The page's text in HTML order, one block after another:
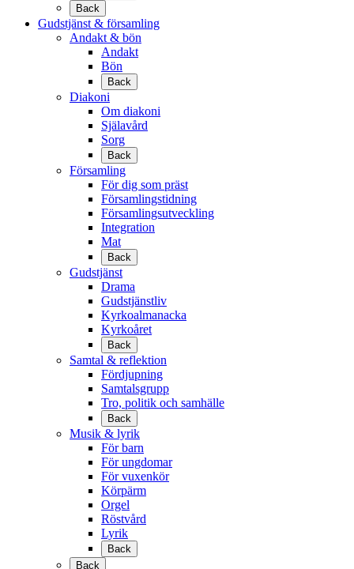
Back
Gudstjänst & församling
Andakt & bön
Andakt
Bön
Back
Diakoni
Om diakoni
Själavård
Sorg
Back
Församling
För dig som präst
Församlingstidning
Församlingsutveckling
Integration
Mat
Back
Gudstjänst
Drama
Gudstjänstliv
Kyrkoalmanacka
Kyrkoåret
Back
Samtal & reflektion
Fördjupning
Samtalsgrupp
Tro, politik och samhälle
Back
Musik & lyrik
För barn
För ungdomar
För vuxenkör
Körpärm
Orgel
Röstvård
Lyrik
Back
Back